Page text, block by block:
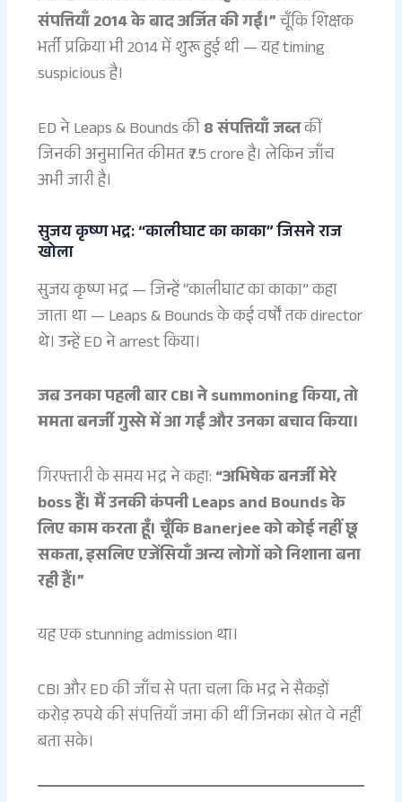
संपत्तियाँ 2014 के बाद अर्जित की गईं।”चूँकि शिक्षक
भर्ती प्रक्रिया भी 2014 में शुरू हुई थी — यह timing
suspicious है।
ED ने Leaps & Bounds की8 संपत्तियाँ जब्तकीं
जिनकी अनुमानित कीमत ₹7.5 crore है। लेकिन जाँच
अभी जारी है।
सुजय कृष्ण भद्र: “कालीघाट का काका” जिसने राज
खोला
सुजय कृष्ण भद्र — जिन्हें “कालीघाट का काका” कहा
जाता था — Leaps & Bounds के कई वर्षों तक director
थे। उन्हें ED ने arrest किया।
जब उनका पहली बार CBI ने summoning किया, तो
ममता बनर्जी गुस्से में आ गईं और उनका बचाव किया।
गिरफ्तारी के समय भद्र ने कहा: “अभिषेक बनर्जी मेरे
boss हैं। मैं उनकी कंपनी Leaps and Bounds के
लिए काम करता हूँ। चूँकि Banerjee को कोई नहीं छू
सकता, इसलिए एजेंसियाँ अन्य लोगों को निशाना बना
रही हैं।”
यह एक stunning admission था।
CBI और ED की जाँच से पता चला कि भद्र ने सैकड़ों
करोड़ रुपये की संपत्तियाँ जमा की थीं जिनका स्रोत वे नहीं
बता सके।